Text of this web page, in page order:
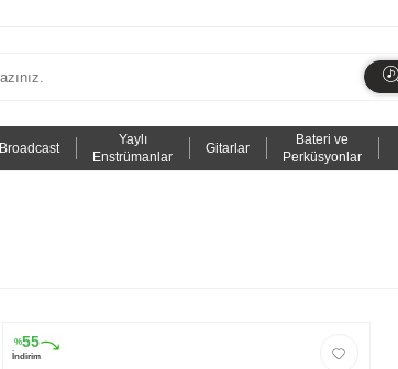
Broadcast
Yaylı
Enstrümanlar
Gitarlar
Bateri ve
Perküsyonlar
%55
İndirim